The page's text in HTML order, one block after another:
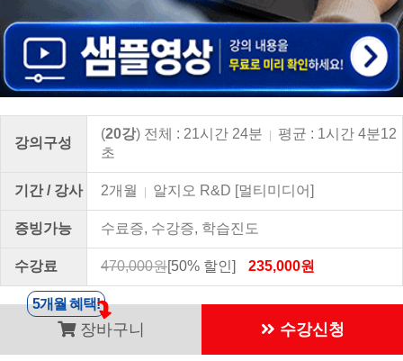
강의구성
(20강) 전체 : 21시간 24분 |
평균 : 1시간 4분12
초
기간 / 강사 2개월 | 알지오 R&D [멀티미디어]
증빙가능 수료증, 수강증, 학습진도
수강료 470,000원[50% 할인] 235,000원
장바구니 수강신청
5개월 혜택!